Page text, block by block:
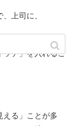
上司に、
して推してやる
ッチ」を入れるこ
える」ことが多